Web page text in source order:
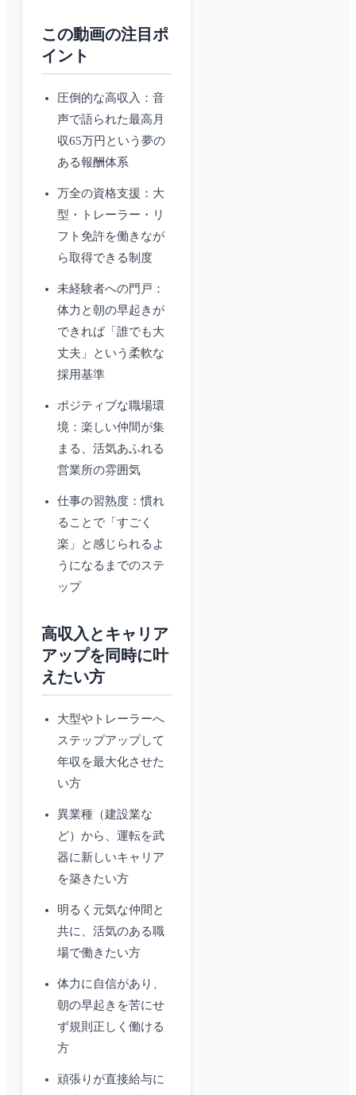
この動画の注目ポ
イント
圧倒的な高収入：音
声で語られた最高月
収65万円という夢の
ある報酬体系
万全の資格支援：大
型・トレーラー・リ
フト免許を働きなが
ら取得できる制度
未経験者への門戸：
体力と朝の早起きが
できれば「誰でも大
丈夫」という柔軟な
採用基準
ポジティブな職場環
境：楽しい仲間が集
まる、活気あふれる
営業所の雰囲気
仕事の習熟度：慣れ
ることで「すごく
楽」と感じられるよ
うになるまでのステ
ップ
高収入とキャリア
アップを同時に叶
えたい方
大型やトレーラーへ
ステップアップして
年収を最大化させた
い方
異業種（建設業な
ど）から、運転を武
器に新しいキャリア
を築きたい方
明るく元気な仲間と
共に、活気のある職
場で働きたい方
体力に自信があり、
朝の早起きを苦にせ
ず規則正しく働ける
方
頑張りが直接給与に